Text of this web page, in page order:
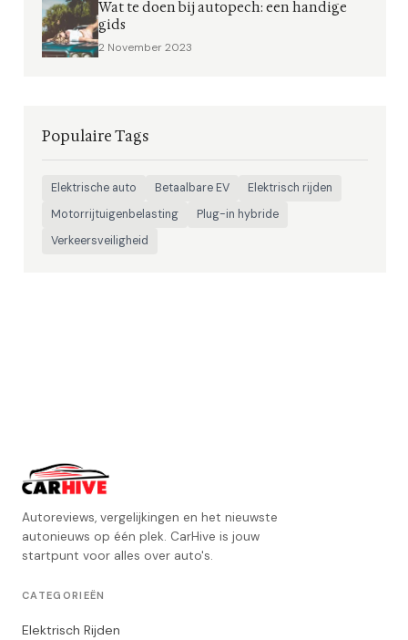
Wat te doen bij autopech: een handige
gids
2 November 2023
Populaire Tags
Elektrische auto Betaalbare EV
Elektrisch rijden
Motorrijtuigenbelasting
Plug-in hybride
Verkeersveiligheid
Autoreviews, vergelijkingen en het nieuwste
autonieuws op één plek. CarHive is jouw
startpunt voor alles over auto's.
CATEGORIEËN
Elektrisch Rijden